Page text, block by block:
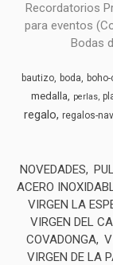
Recordatorios
para eventos
Bodas
bautizo boda
medalla perlas
regalo regalos-
NOVEDADES
ACERO
VIRGEN LA
VIRGEN DEL
COVADONGA
VIRGEN DE LA